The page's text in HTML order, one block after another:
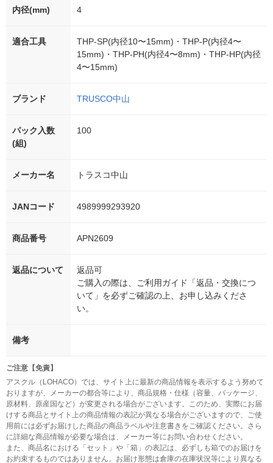
内径(mm) 4
適合工具
THP-SP(内径10〜15mm)・THP-P(内径4〜
15mm)・THP-PH(内径4〜8mm)・THP-HP(内径
4〜15mm)
ブランド TRUSCO中山
パック入数
(組)
100
メーカー名 トラスコ中山
JANコード 4989999293920
商品番号 APN2609
返品について
返品可
ご購入の際は、ご利用ガイド「返品・交換につ
いて」を必ずご確認の上、お申し込みくださ
い。
備考
ご注意【免責】
アスクル（LOHACO）では、サイト上に最新の商品情報を表示するよう努めて
おりますが、メーカーの都合等により、商品規格・仕様（容量、パッケージ、
原材料、原産国など）が変更される場合がございます。このため、実際にお届
けする商品とサイト上の商品情報の表記が異なる場合がございますので、ご使
用前には必ずお届けした商品の商品ラベルや注意書きをご確認ください。さら
に詳細な商品情報が必要な場合は、メーカー等にお問い合わせください。
また、商品名における「セット」や「箱」の表記は、必ずしも箱でのお届けを
お約束するものではありません。お届け形態は倉庫の在庫状況等により異なる